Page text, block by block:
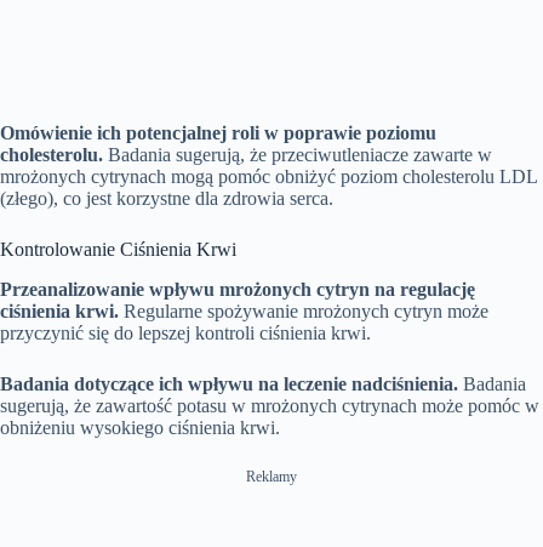
Omówienie ich potencjalnej roli w poprawie poziomu
cholesterolu. Badania sugerują, że przeciwutleniacze zawarte w
mrożonych cytrynach mogą pomóc obniżyć poziom cholesterolu LDL
(złego), co jest korzystne dla zdrowia serca.
Kontrolowanie Ciśnienia Krwi
Przeanalizowanie wpływu mrożonych cytryn na regulację
ciśnienia krwi. Regularne spożywanie mrożonych cytryn może
przyczynić się do lepszej kontroli ciśnienia krwi.
Badania dotyczące ich wpływu na leczenie nadciśnienia. Badania
sugerują, że zawartość potasu w mrożonych cytrynach może pomóc w
obniżeniu wysokiego ciśnienia krwi.
Reklamy